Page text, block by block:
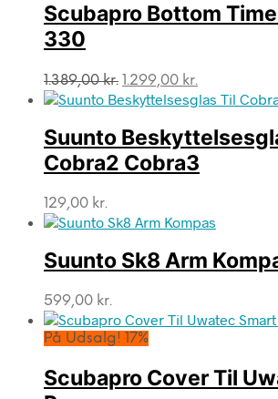
Scubapro Bottom
330
1.389,00kr. Den
oprindelige
var:
1.389,00 kr..
1.299,00 kr.
aktuelle
er:
1.299,00 kr..
Suunto
Cobra2 Cobra3
129,00 kr.
Suunto Sk8 Arm
599,00 kr.
På Udsalg! 17%
Scubapro Cover Til